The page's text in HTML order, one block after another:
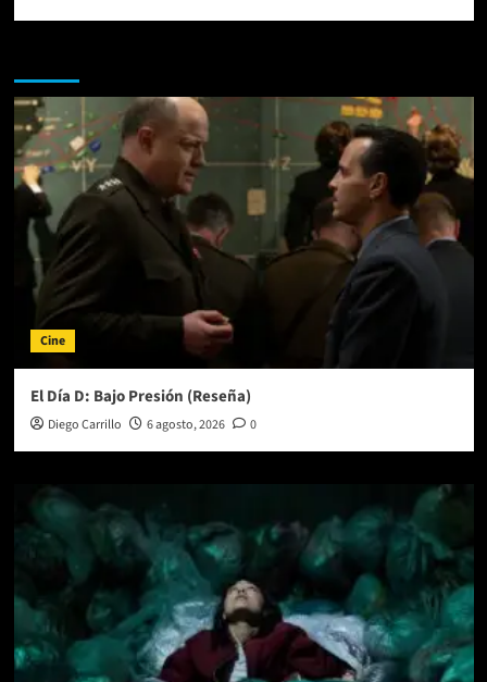
Cine
El Día D: Bajo Presión (Reseña)
Diego Carrillo 6 agosto, 2026 0